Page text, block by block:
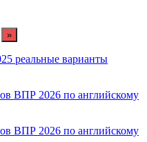
реальные варианты
ВПР 2026 по английскому
ВПР 2026 по английскому